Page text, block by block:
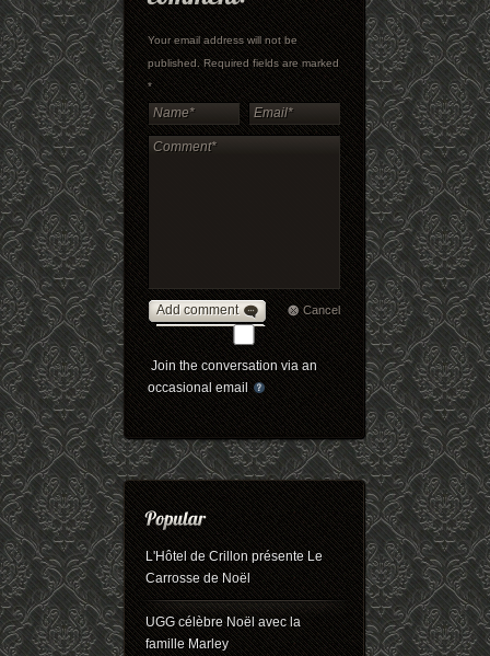
Your email address will not be
published. Required fields are marked
*
Add comment Cancel
Join the conversation via an
occasional email
L'Hôtel de Crillon présente Le
Carrosse de Noël
UGG célèbre Noël avec la
famille Marley